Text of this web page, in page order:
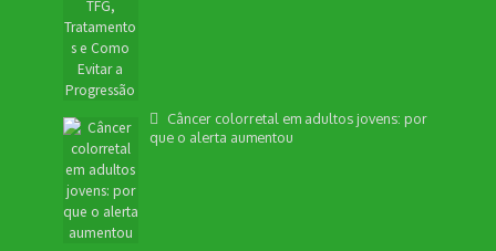
Câncer colorretal em adultos jovens: por
que o alerta aumentou